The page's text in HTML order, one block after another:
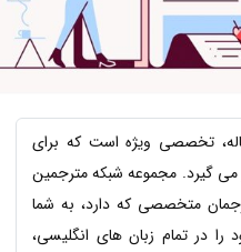
تخصصی ویژه است که برای
می گیرد. مجموعه شبکه مترجمین
متخصصی که دارد، به شما
در تمام زبان های انگلیسی،